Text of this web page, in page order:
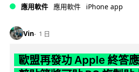
應用軟件 應用軟件 iPhone app
Vin 1 日
歐盟再發功 Apple 終答